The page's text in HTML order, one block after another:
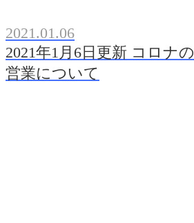
2021.01.06
2021年1月6日更新 コロナの
営業について